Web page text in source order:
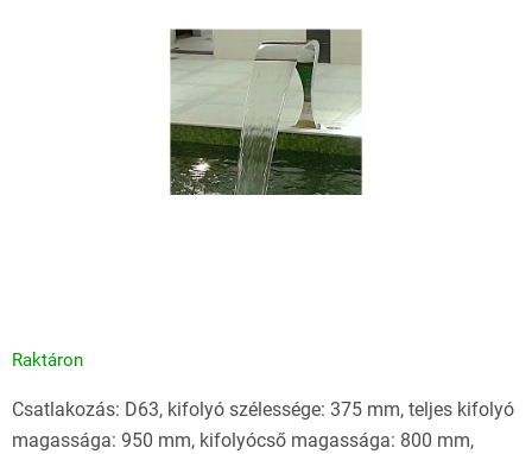
Raktáron
Csatlakozás: D63, kifolyó szélessége: 375 mm, teljes kifolyó
magassága: 950 mm, kifolyócső magassága: 800 mm,